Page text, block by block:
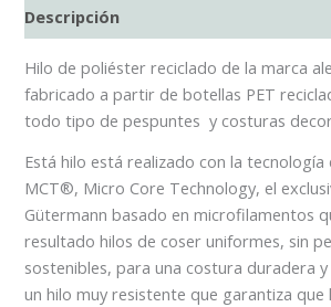
Descripción
Hilo de poliéster reciclado de la marca
fabricado a partir de botellas PET
todo tipo de pespuntes y costuras
Está hilo está realizado con la tecnología
MCT®, Micro Core Technology, el
Gütermann basado en microfilamentos
resultado hilos de coser uniformes, sin
sostenibles, para una costura duradera
un hilo muy resistente que garantiza que